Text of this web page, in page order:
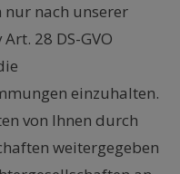
nur nach unserer
28 DS-GVO
einzuhalten.
von Ihnen durch
weitergegeben